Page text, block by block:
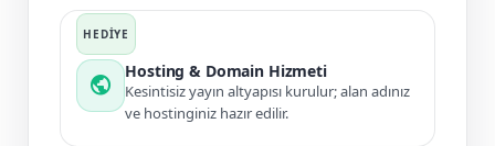
public
Hosting & Domain Hizmeti
Kesintisiz yayın altyapısı kurulur; alan adınız
ve hostinginiz hazır edilir.